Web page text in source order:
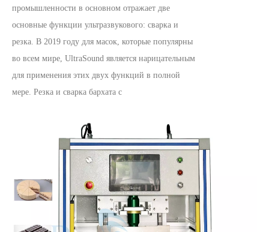
промышленности в основном отражает две
основные функции ультразвукового: сварка и
резка. В 2019 году для масок, которые популярны
во всем мире, UltraSound является нарицательным
для применения этих двух функций в полной
мере. Резка и сварка бархата c